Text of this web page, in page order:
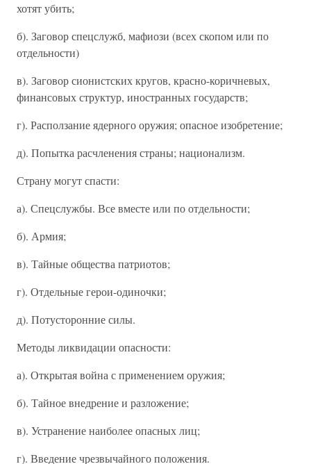
хотят убить;
б). Заговор спецслужб, мафиози (всех скопом или по
отдельности)
в). Заговор сионистских кругов, красно-коричневых,
финансовых структур, иностранных государств;
г). Расползание ядерного оружия; опасное изобретение;
д). Попытка расчленения страны; национализм.
Страну могут спасти:
а). Спецслужбы. Все вместе или по отдельности;
б). Армия;
в). Тайные общества патриотов;
г). Отдельные герои-одиночки;
д). Потусторонние силы.
Методы ликвидации опасности:
а). Открытая война с применением оружия;
б). Тайное внедрение и разложение;
в). Устранение наиболее опасных лиц;
г). Введение чрезвычайного положения.